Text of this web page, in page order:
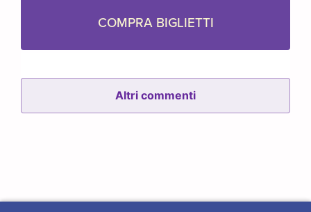
COMPRA BIGLIETTI
Altri commenti